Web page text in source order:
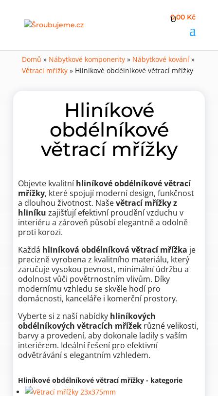
0,00 Kč
Domů » Nábytkové komponenty» Nábytkové kování»
Větrací mřížky» Hliníkové obdélníkové větrací mřížky
Hliníkové
obdélníkové
větrací mřížky
Objevte kvalitníhliníkové obdélníkové větrací
mřížky, které spojují moderní design, funkčnost
a dlouhou životnost. Naševětrací mřížky z
hliníku zajišťují efektivní proudění vzduchu v
interiéru a zároveň působí elegantně a odolně
proti korozi.
Každá hliníková obdélníková větrací mřížka je
precizně vyrobena z kvalitního materiálu, který
zaručuje vysokou pevnost, minimální údržbu a
odolnost vůči povětrnostním vlivům. Díky
modernímu vzhledu se skvěle hodí pro
domácnosti, kanceláře i komerční prostory.
Vyberte si z naší nabídky hliníkových
obdélníkových větracích mřížek různé velikosti,
barvy a provedení, aby dokonale ladily s vaším
interiérem. Ideální řešení pro efektivní
odvětrávání s elegantním vzhledem.
Hliníkové obdélníkové větrací mřížky - kategorie